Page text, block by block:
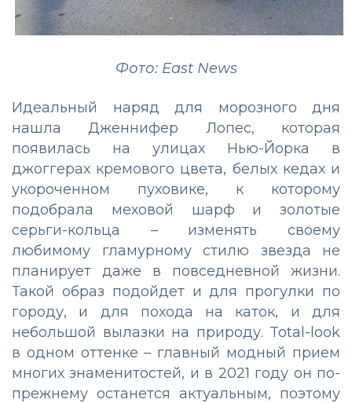
Фото: East News
Идеальный наряд для морозного дня
нашла Дженнифер Лопес, которая
появилась на улицах Нью-Йорка в
джоггерах кремового цвета, белых кедах и
укороченном пуховике, к которому
подобрала меховой шарф и золотые
серьги-кольца – изменять своему
любимому гламурному стилю звезда не
планирует даже в повседневной жизни.
Такой образ подойдет и для прогулки по
городу, и для похода на каток, и для
небольшой вылазки на природу. Total-look
в одном оттенке – главный модный прием
многих знаменитостей, и в 2021 году он по-
прежнему останется актуальным, поэтому